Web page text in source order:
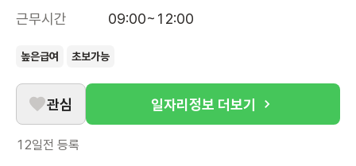
근무시간
09:00~12:00
높은급여 초보가능
관심 일자리정보 더보기
12일전 등록